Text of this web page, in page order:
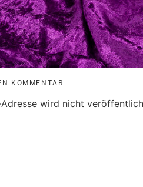
KOMMENTAR
wird nicht